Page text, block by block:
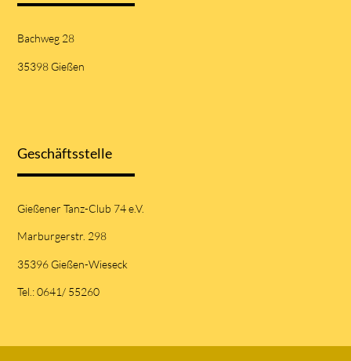
Bachweg 28
35398 Gießen
Geschäftsstelle
Gießener Tanz-Club 74 e.V.
Marburgerstr. 298
35396 Gießen-Wieseck
Tel.: 0641/ 55260